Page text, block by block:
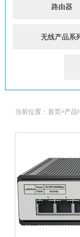
路由器
无线产品系
当前位置： 首页>产品